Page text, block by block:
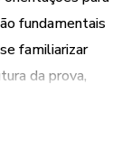
fundamentais
familiarizar
da prova,